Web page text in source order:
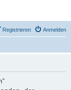
Anmelden
Registrieren